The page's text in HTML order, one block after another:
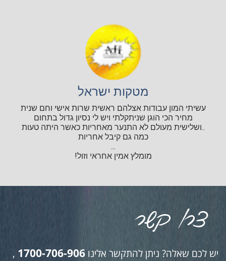
מטקות ישראל
עשיתי המון עבודות אצלהם ראשית שרות אישי וחם שנית
מחיר הכי הוגן שניתקלתי ויש לי נסיון גדול בתחום
..ושלישית מעולם לא התנער מאחריות כאשר היתה טעות
כמה גם קיבל אחריות
...
מומלץ אמין אחראי וזול!
יש לכם שאלה? ניתן להתקשר אלינו 1700-706-906
,